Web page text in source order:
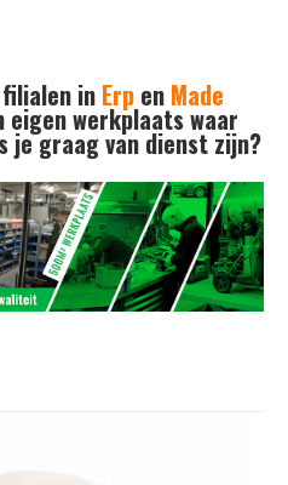
inErpen Made
eigen werkplaats waar
je graag van dienst zijn?